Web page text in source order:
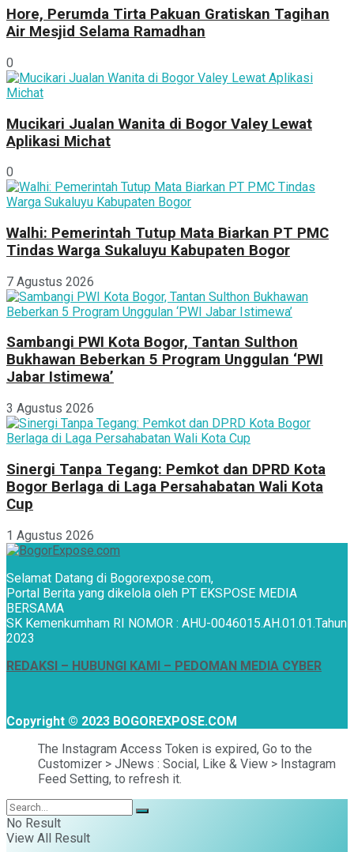
Hore, Perumda Tirta Pakuan Gratiskan Tagihan
Air Mesjid Selama Ramadhan
0
Mucikari Jualan Wanita di Bogor Valey Lewat
Aplikasi Michat
0
Walhi: Pemerintah Tutup Mata Biarkan PT PMC
Tindas Warga Sukaluyu Kabupaten Bogor
7 Agustus 2026
Sambangi PWI Kota Bogor, Tantan Sulthon
Bukhawan Beberkan 5 Program Unggulan ‘PWI
Jabar Istimewa’
3 Agustus 2026
Sinergi Tanpa Tegang: Pemkot dan DPRD Kota
Bogor Berlaga di Laga Persahabatan Wali Kota
Cup
1 Agustus 2026
Selamat Datang di Bogorexpose.com,
Portal Berita yang dikelola oleh PT EKSPOSE MEDIA
BERSAMA
SK Kemenkumham RI NOMOR : AHU-0046015.AH.01.01.Tahun
2023
REDAKSI – HUBUNGI KAMI – PEDOMAN MEDIA CYBER
Copyright © 2023 BOGOREXPOSE.COM
The Instagram Access Token is expired, Go to the
Customizer > JNews : Social, Like & View > Instagram
Feed Setting, to refresh it.
No Result
View All Result